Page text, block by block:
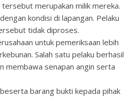
merupakan milik mereka.
kondisi di lapangan. Pelaku
tidak diproses.
untuk pemeriksaan lebih
Salah satu pelaku berhasil
membawa senapan angin serta
barang bukti kepada pihak